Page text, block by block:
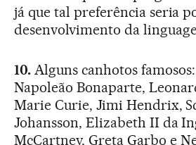
já que tal preferência seria
desenvolvimento da
10. Alguns canhotos
Napoleão Bonaparte,
Marie Curie, Jimi Hendrix,
Johansson, Elizabeth II da
McCartney, Greta Garbo e